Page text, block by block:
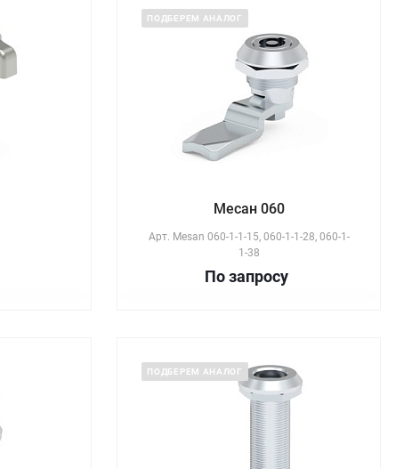
ПОДБЕРЕМ АНАЛОГ
Месан 060
Арт. Mesan 060-1-1-15, 060-1-1-28, 060-1-
1-38
По запросу
ПОДБЕРЕМ АНАЛОГ